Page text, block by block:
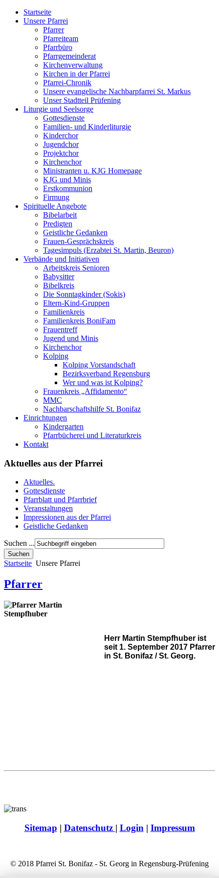
Startseite
Unsere Pfarrei
Pfarrer
Pfarreiteam
Pfarrbüro
Pfarrgemeinderat
Kirchenverwaltung
Kirchen in der Pfarrei
Pfarrei-Chronik
Unsere evangelische Nachbarpfarrei St. Markus
Unser Stadtteil Prüfening
Liturgie und Seelsorge
Gottesdienste
Familien- und Kinderliturgie
Kinderchor
Jugendchor
Projektchor
Kirchenchor
Ministranten u. KJG Homepage
KJG und Minis
Erstkommunion
Firmung
Spirituelle Angebote
Bibelarbeit
Predigten
Geistliche Gedanken
Frauen-Gesprächskreis
Tagesimpuls (Erzabtei St. Martin, Beuron)
Verbände und Initiativen
Arbeitskreis Senioren
Babysitter
Bibelkreis
Die Sonntagkinder (Sokis)
Eltern-Kind-Gruppen
Familienkreis
Familienkreis BoniFam
Frauentreff
Jugend und Minis
Kirchenchor
Kolping
Kolping Vorstandschaft
Bezirksverband Regensburg
Wer und was ist Kolping?
Frauenkreis „Affidamento“
MMC
Nachbarschaftshilfe St. Bonifaz
Einrichtungen
Kindergarten
Pfarrbücherei und Literaturkreis
Kontakt
Aktuelles aus der Pfarrei
Aktuelles.
Gottesdienste
Pfarrblatt und Pfarrbrief
Veranstaltungen
Impressionen aus der Pfarrei
Geistliche Gedanken
Suchen ...
Startseite Unsere Pfarrei
Pfarrer
Herr Martin Stempfhuber ist
seit 1. September 2017 Pfarrer
in St. Bonifaz / St. Georg.
Sitemap | Datenschutz | Login | Impressum
© 2018 Pfarrei St. Bonifaz - St. Georg in Regensburg-Prüfening